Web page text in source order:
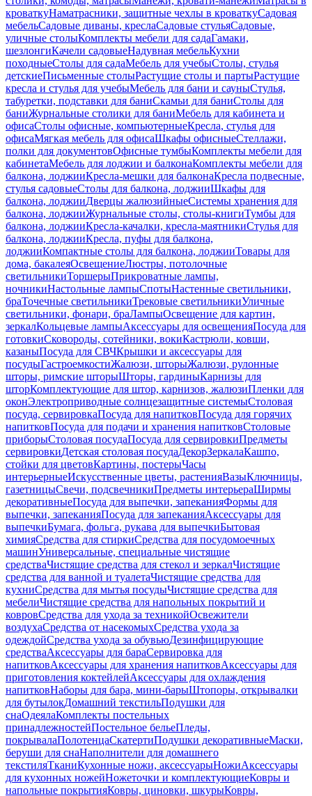
кроваткуНаматрасники, защитные чехлы в кроваткуСадовая
мебельСадовые диваны, креслаСадовые стульяСадовые,
уличные столыКомплекты мебели для садаГамаки,
шезлонгиКачели садовыеНадувная мебельКухни
походныеСтолы для садаМебель для учебыСтолы, стулья
детскиеПисьменные столыРастущие столы и партыРастущие
кресла и стулья для учебыМебель для бани и сауныСтулья,
табуретки, подставки для баниСкамьи для баниСтолы для
баниЖурнальные столики для баниМебель для кабинета и
офисаСтолы офисные, компьютерныеКресла, стулья для
офисаМягкая мебель для офисаШкафы офисныеСтеллажи,
полки для документовОфисные тумбыКомплекты мебели для
кабинетаМебель для лоджии и балконаКомплекты мебели для
балкона, лоджииКресла-мешки для балконаКресла подвесные,
стулья садовыеСтолы для балкона, лоджииШкафы для
балкона, лоджииДверцы жалюзийныеСистемы хранения для
балкона, лоджииЖурнальные столы, столы-книгиТумбы для
балкона, лоджииКресла-качалки, кресла-маятникиСтулья для
балкона, лоджииКресла, пуфы для балкона,
лоджииКомпактные столы для балкона, лоджииТовары для
дома, бакалеяОсвещениеЛюстры, потолочные
светильникиТоршерыПрикроватные лампы,
ночникиНастольные лампыСпотыНастенные светильники,
браТочечные светильникиТрековые светильникиУличные
светильники, фонари, браЛампыОсвещение для картин,
зеркалКольцевые лампыАксессуары для освещенияПосуда для
готовкиСковороды, сотейники, вокиКастрюли, ковши,
казаныПосуда для СВЧКрышки и аксессуары для
посудыГастроемкостиЖалюзи, шторыЖалюзи, рулонные
шторы, римские шторыШторы, гардиныКарнизы для
шторКомплектующие для штор, карнизов, жалюзиПленки для
оконЭлектроприводные солнцезащитные системыСтоловая
посуда, сервировкаПосуда для напитковПосуда для горячих
напитковПосуда для подачи и хранения напитковСтоловые
приборыСтоловая посудаПосуда для сервировкиПредметы
сервировкиДетская столовая посудаДекорЗеркалаКашпо,
стойки для цветовКартины, постерыЧасы
интерьерныеИскусственные цветы, растенияВазыКлючницы,
газетницыСвечи, подсвечникиПредметы интерьераШирмы
декоративныеПосуда для выпечки, запеканияФормы для
выпечки, запеканияПосуда для запеканияАксессуары для
выпечкиБумага, фольга, рукава для выпечкиБытовая
химияСредства для стиркиСредства для посудомоечных
машинУниверсальные, специальные чистящие
средстваЧистящие средства для стекол и зеркалЧистящие
средства для ванной и туалетаЧистящие средства для
кухниСредства для мытья посудыЧистящие средства для
мебелиЧистящие средства для напольных покрытий и
ковровСредства для ухода за техникойОсвежители
воздухаСредства от насекомыхСредства ухода за
одеждойСредства ухода за обувьюДезинфицирующие
средстваАксессуары для бараСервировка для
напитковАксессуары для хранения напитковАксессуары для
приготовления коктейлейАксессуары для охлаждения
напитковНаборы для бара, мини-барыШтопоры, открывалки
для бутылокДомашний текстильПодушки для
снаОдеялаКомплекты постельных
принадлежностейПостельное бельеПледы,
покрывалаПолотенцаСкатертиПодушки декоративныеМаски,
беруши для снаНаполнители для домашнего
текстиляТканиКухонные ножи, аксессуарыНожиАксессуары
для кухонных ножейНожеточки и комплектующиеКовры и
напольные покрытияКовры, циновки, шкурыКовры,